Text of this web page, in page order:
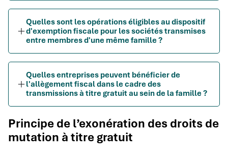
Quelles sont les opérations éligibles au dispositif
d'exemption fiscale pour les sociétés transmises
entre membres d'une même famille ?
Quelles entreprises peuvent bénéficier de
l'allègement fiscal dans le cadre des
transmissions à titre gratuit au sein de la famille ?
Principe de l’exonération des droits de
mutation à titre gratuit